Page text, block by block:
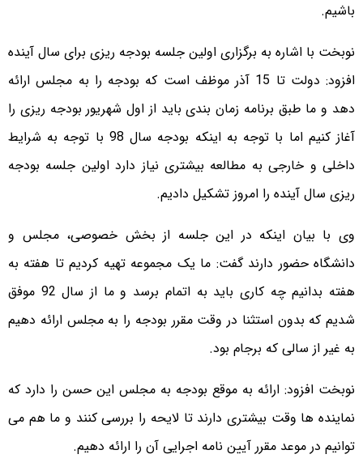
باشیم.
نوبخت با اشاره به برگزاری اولین جلسه بودجه ریزی برای سال آینده
افزود: دولت تا 15 آذر موظف است که بودجه را به مجلس ارائه
دهد و ما طبق برنامه زمان بندی باید از اول شهریور بودجه ریزی را
آغاز کنیم اما با توجه به اینکه بودجه سال 98 با توجه به شرایط
داخلی و خارجی به مطالعه بیشتری نیاز دارد اولین جلسه بودجه
ریزی سال آینده را امروز تشکیل دادیم.
وی با بیان اینکه در این جلسه از بخش خصوصی، مجلس و
دانشگاه حضور دارند گفت: ما یک مجموعه تهیه کردیم تا هفته به
هفته بدانیم چه کاری باید به اتمام برسد و ما از سال 92 موفق
شدیم که بدون استثنا در وقت مقرر بودجه را به مجلس ارائه دهیم
به غیر از سالی که برجام بود.
نوبخت افزود: ارائه به موقع بودجه به مجلس این حسن را دارد که
نماینده ها وقت بیشتری دارند تا لایحه را بررسی کنند و ما هم می
توانیم در موعد مقرر آیین نامه اجرایی آن را ارائه دهیم.